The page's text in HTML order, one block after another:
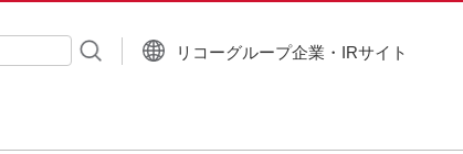
リコーグループ企業・IRサイト